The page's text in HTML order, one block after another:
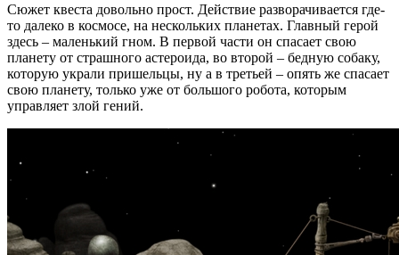
Сюжет квеста довольно прост. Действие разворачивается где-
то далеко в космосе, на нескольких планетах. Главный герой
здесь – маленький гном. В первой части он спасает свою
планету от страшного астероида, во второй – бедную собаку,
которую украли пришельцы, ну а в третьей – опять же спасает
свою планету, только уже от большого робота, которым
управляет злой гений.